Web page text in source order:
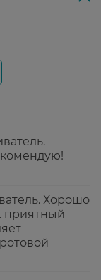
Хорошо
приятный